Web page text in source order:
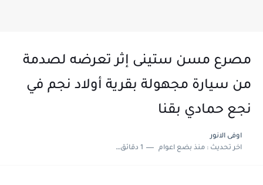
مصرع مسن ستينى إثر تعرضه لصدمة
من سيارة مجهولة بقرية أولاد نجم في
نجع حمادي بقنا
اوفى الانور
اخر تحديث :منذ بضع اعوام 1 دقائق للقراءة